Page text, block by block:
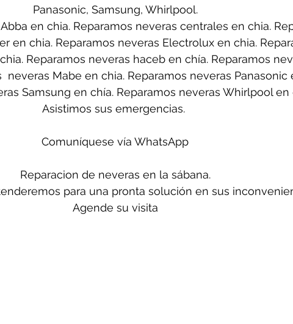
Panasonic, Samsung, Whirlpool.
en chia. Reparamos neveras centrales en chia.
en chia. Reparamos neveras Electrolux en chia.
Reparamos neveras haceb en chía. Reparamos
neveras Mabe en chia. Reparamos neveras Panasonic
Samsung en chía. Reparamos neveras Whirlpool en
Asistimos sus emergencias.
Comuníquese vía WhatsApp
Reparacion de neveras en la sábana.
para una pronta solución en sus
Agende su visita